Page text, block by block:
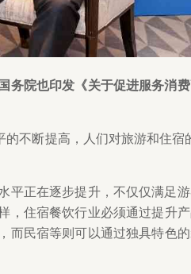
院也印发《关于促进服务消
不断提高，人们对旅游和住宿
正在逐步提升，不仅仅满足
住宿餐饮行业必须通过提升
民宿等则可以通过独具特色